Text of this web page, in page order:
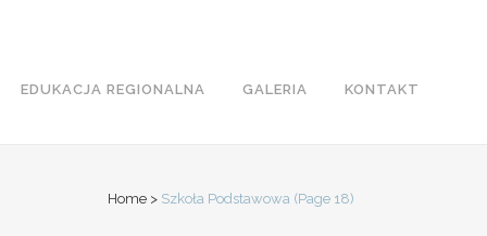
EDUKACJA REGIONALNA GALERIA KONTAKT
Home > Szkoła Podstawowa (Page 18)